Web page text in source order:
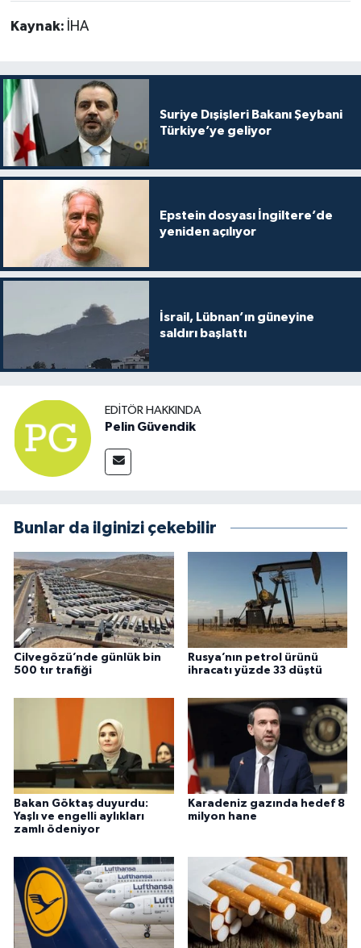
Kaynak: İHA
Suriye Dışişleri Bakanı Şeybani
Türkiye’ye geliyor
Epstein dosyası İngiltere’de
yeniden açılıyor
İsrail, Lübnan’ın güneyine
saldırı başlattı
EDITÖR HAKKINDA
Pelin Güvendik
Bunlar da ilginizi çekebilir
Cilvegözü’nde günlük bin
500 tır trafiği
Rusya’nın petrol ürünü
ihracatı yüzde 33 düştü
Bakan Göktaş duyurdu:
Yaşlı ve engelli aylıkları
zamlı ödeniyor
Karadeniz gazında hedef 8
milyon hane